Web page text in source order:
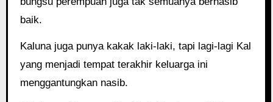
baik.
Kaluna juga punya kakak laki-laki, tapi lagi-lagi Kal
yang menjadi tempat terakhir keluarga ini
menggantungkan nasib.